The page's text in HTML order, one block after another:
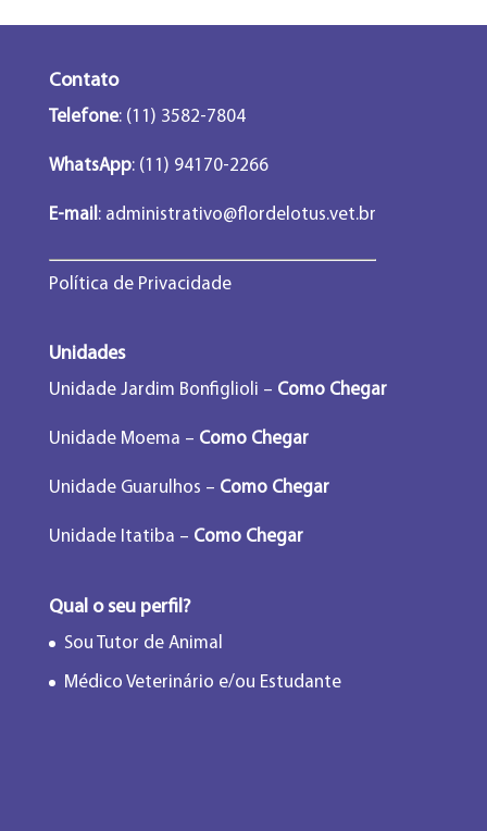
Contato
Telefone: (11) 3582-7804
WhatsApp: (11) 94170-2266
E-mail :administrativo@flordelotus.vet.br
Política de Privacidade
Unidades
Unidade Jardim Bonfiglioli – Como Chegar
Unidade Moema – Como Chegar
Unidade Guarulhos – Como Chegar
Unidade Itatiba – Como Chegar
Qual o seu perfil?
Sou Tutor de Animal
Médico Veterinário e/ou Estudante